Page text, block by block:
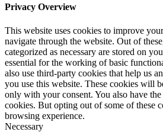
Privacy Overview
This website uses cookies to improve
navigate through the website. Out of
categorized as necessary are stored on
essential for the working of basic
also use third-party cookies that help us
you use this website. These cookies will
only with your consent. You also have
cookies. But opting out of some of these
browsing experience.
Necessary